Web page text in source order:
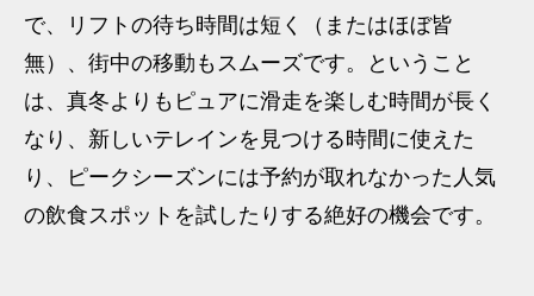
で、リフトの待ち時間は短く（またはほぼ皆
無）、街中の移動もスムーズです。ということ
は、真冬よりもピュアに滑走を楽しむ時間が長く
なり、新しいテレインを見つける時間に使えた
り、ピークシーズンには予約が取れなかった人気
の飲食スポットを試したりする絶好の機会です。